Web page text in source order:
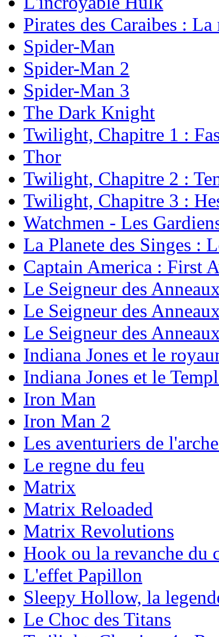
Pirates des Caraibes :
Spider-Man
Spider-Man 2
Spider-Man 3
The Dark Knight
Twilight, Chapitre 1 :
Thor
Twilight, Chapitre 2 :
Twilight, Chapitre 3 :
Watchmen - Les
La Planete des Singes :
Captain America : First
Le Seigneur des
Le Seigneur des
Le Seigneur des
Indiana Jones et le
Indiana Jones et le
Iron Man
Iron Man 2
Les aventuriers de
Le regne du feu
Matrix
Matrix Reloaded
Matrix Revolutions
Hook ou la revanche du
L'effet Papillon
Sleepy Hollow, la
Le Choc des Titans